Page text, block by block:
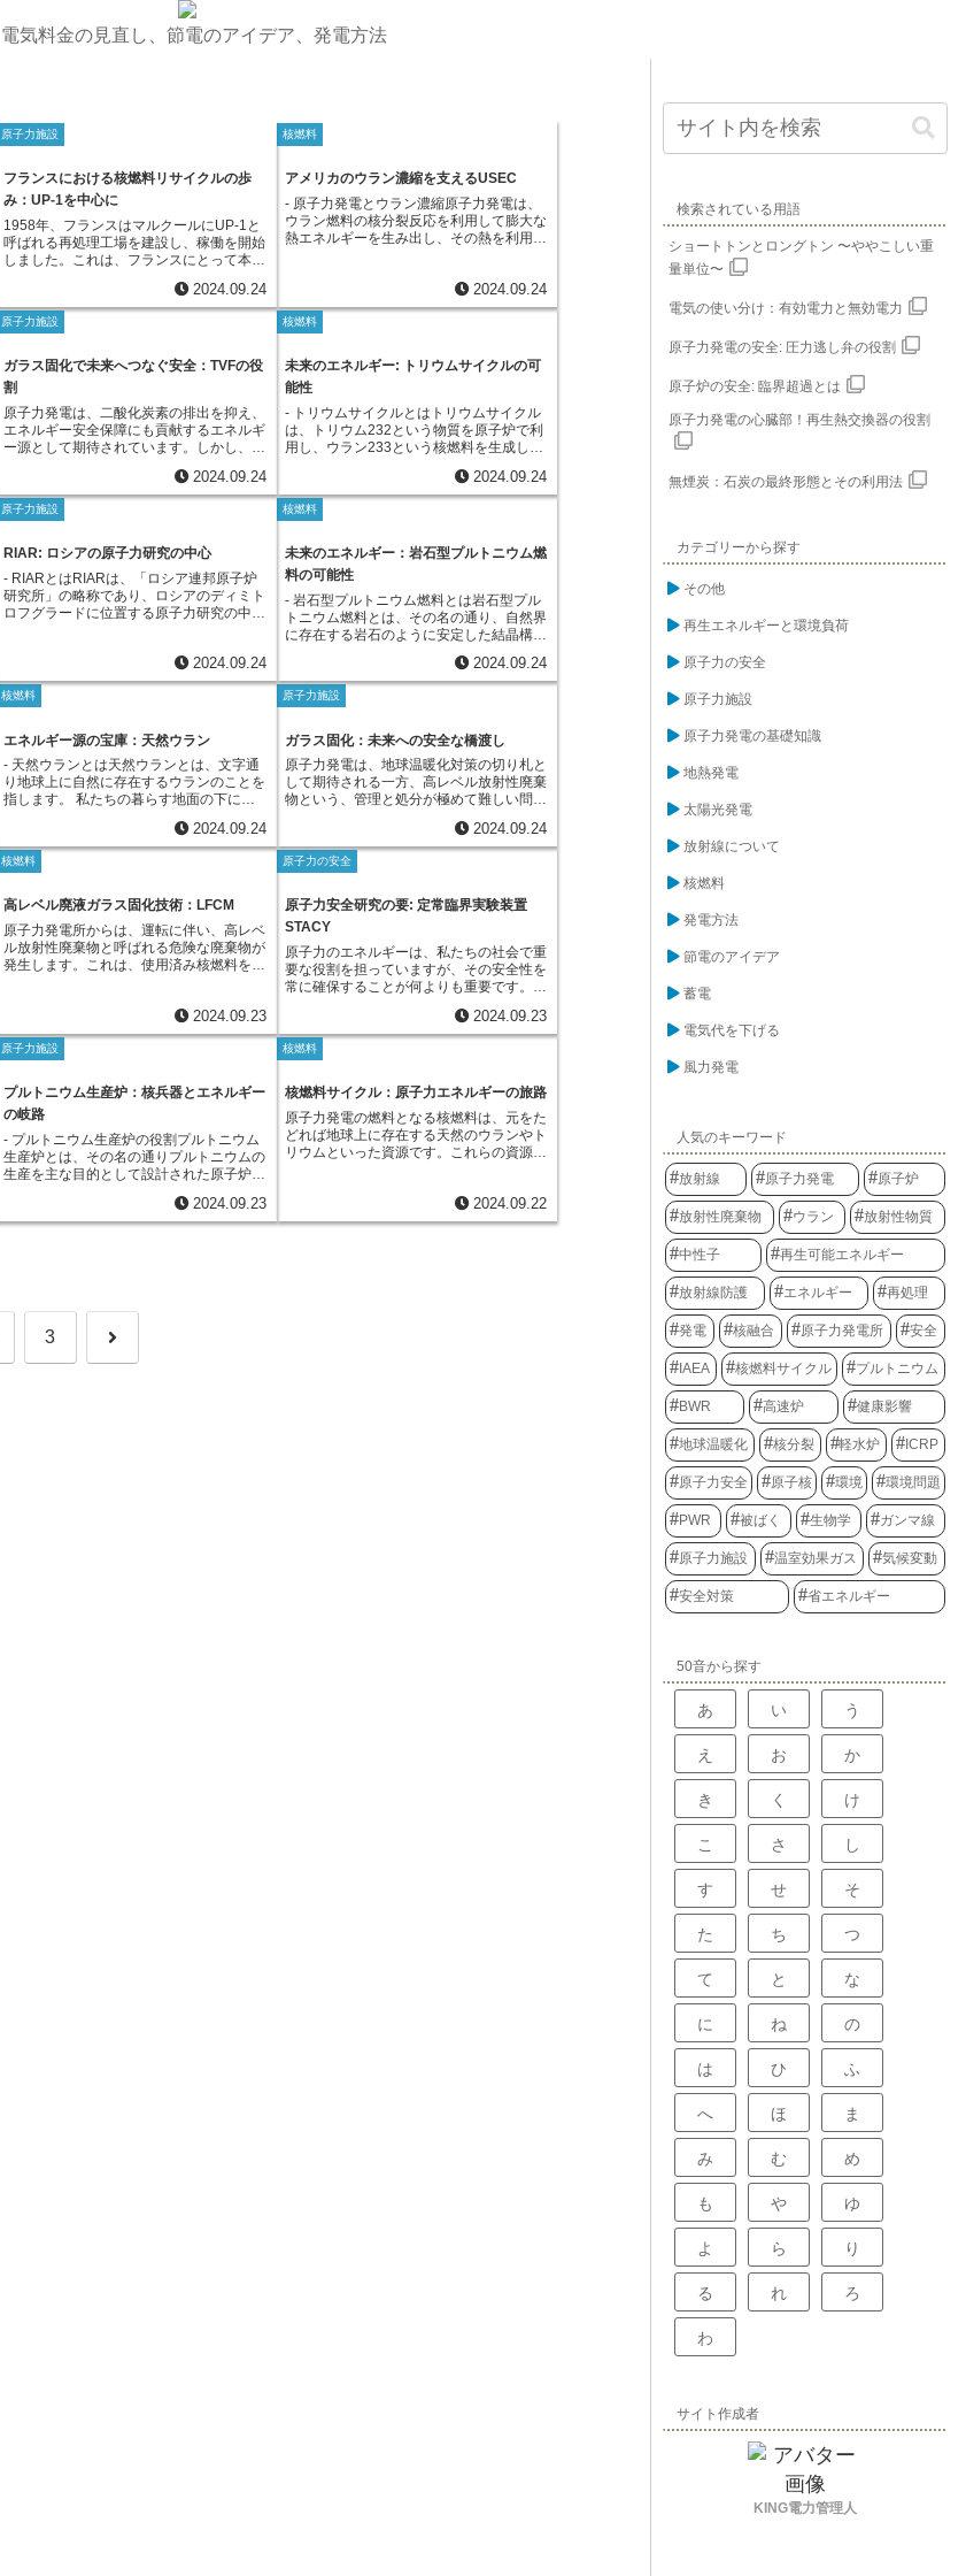
電気料金の見直し、節電のアイデア、発電方法
原子力施設
フランスにおける核燃料リサイクルの歩
み：UP-1を中心に
1958年、フランスはマルクールにUP-1と
呼ばれる再処理工場を建設し、稼働を開始
しました。これは、フランスにとって本格
でした。UP-1は、軍事目的でプルトニウ
ムを生産する原子炉で使用された燃料を再
処理するために建設されました。 当時、
て、プルトニウムは不可欠な物質でした。
しかし、天然ウランの中にはごくわずかの
プルトニウムしか含まれていません。そこ
で、使用済み燃料からプルトニウムを取り
出す再処理技術が重要視されたのです。
UP-1の稼働により、フランスはプルトニ
ウムを安定的に確保できるようになり、核
兵器開発をさらに進めることが可能となり
ました。 この再処理工場の建設と稼働
は、フランスが核保有国としての地位を確
た。
2024.09.24
核燃料
アメリカのウラン濃縮を支えるUSEC
- 原子力発電とウラン濃縮原子力発電は、
ウラン燃料の核分裂反応を利用して膨大な
熱エネルギーを生み出し、その熱を利用し
の状態では発電に適した濃度ではありませ
ん。ウランには、ウラン235とウラン238
という二種類の同位体が存在します。この
はウラン235の方です。しかし、天然ウラ
ンにおけるウラン235の濃度はわずか0.7%
程度であり、残りの大部分は核分裂を起こ
しにくいウラン238です。原子力発電所で
燃料として使用するためには、ウラン235
の濃度を数%程度まで高める必要がありま
スを「ウラン濃縮」と呼びます。ウラン濃
縮は、遠心分離法やレーザー法といった高
度な技術を用いて行われます。ウラン濃縮
要なプロセスの一つであり、高度な技術と
厳格な管理体制が求められます。
2024.09.24
原子力施設
ガラス固化で未来へつなぐ安全：TVFの役
割
原子力発電は、二酸化炭素の排出を抑え、
エネルギー安全保障にも貢献するエネルギ
ー源として期待されています。しかし、そ
射性廃棄物の処理は、解決すべき重要な課
題として認識されています。高レベル放射
性廃棄物は、放射能のレベルが高く、長期
能性があるため、適切に処理し、安全に保
け、青森県六ヶ所村の再処理施設と共に重
要な役割を担うのが、東海事業所内に建設
された東海ガラス固化施設（TVF）です。
する高レベル放射性廃棄物を、ガラス原料
と混合し、高温で溶融した後、冷却して固
化体にする施設です。こうして生成された
ガラス固化体は、放射性物質をガラスの中
きます。ガラスは、化学的に安定してお
り、放射線の遮蔽効果も高く、長期保管に
適した材料です。TVFは、我が国における
高レベル放射性廃棄物のガラス固化技術を
実証するための重要な施設であり、ここで
得られた知見や経験は、将来の商業用ガラ
ス固化施設の設計や運転に役立てられま
す。
2024.09.24
核燃料
未来のエネルギー: トリウムサイクルの可
能性
- トリウムサイクルとはトリウムサイクル
は、トリウム232という物質を原子炉で利
用し、ウラン233という核燃料を生成しな
トリウム232自体は核分裂を起こしません
が、中性子を吸収することでウラン233に
変換されます。ウラン233は核分裂を起こ
利用することができます。従来のウラン燃
料サイクルでは、天然ウランに含まれる核
分裂しやすいウラン235の割合は約1%に
過ぎず、残りの大部分を占めるウラン238
は核分裂を起こしにくいという課題があり
ました。一方、トリウムサイクルでは、ト
リウム232から生成されるウラン233を燃
料として利用するため、天然に存在するト
リウム資源をほぼ全てエネルギーに変換で
きる可能性を秘めています。また、トリウ
減といった点でも注目されています。トリ
ウムサイクルで生成されるプルトニウムの
量は、ウラン燃料サイクルと比べて少な
く、核兵器への転用リスクを低減できる可
能性があります。さらに、トリウムサイク
ルで発生する廃棄物は、ウラン燃料サイク
ルと比べて放射能の強さが弱く、半減期が
短いため、廃棄物処理の負担軽減も期待さ
れています。このように、トリウムサイク
ルは、エネルギー問題の解決策として、ま
た、より安全な原子力利用を実現する技術
として、大きな期待が寄せられています。
2024.09.24
原子力施設
RIAR: ロシアの原子力研究の中心
- RIARとはRIARは、「ロシア連邦原子炉
研究所」の略称であり、ロシアのディミト
ロフグラードに位置する原子力研究の中枢
応用技術開発、そして原子力発電の実用化
に至るまで、幅広い分野において多大な貢
献を果たしてきました。RIARは、多岐に
界でも有数の原子力研究施設として知られ
ています。ここでは、原子炉の設計や開
発、燃料や材料の研究、放射性廃棄物の処
理・処分、放射線防護など、原子力技術に
関するあらゆる分野の研究開発が行われて
います。RIARの研究成果は、ロシア国内
の原子力発電所の安全性と効率性の向上に
大きく貢献してきました。また、国際原子
力機関（IAEA）などの国際機関とも積極
も貢献しています。近年では、次世代原子
炉の開発や、原子力を医療や工業などの分
野へ応用する研究にも力を入れています。
RIARは、今後も世界トップレベルの原子
力研究機関として、人類の平和と発展に貢
2024.09.24
核燃料
未来のエネルギー：岩石型プルトニウム燃
料の可能性
- 岩石型プルトニウム燃料とは岩石型プル
トニウム燃料とは、その名の通り、自然界
に存在する岩石のように安定した結晶構造
などをベースに作られた酸化物プルトニウ
ム燃料のことです。「岩石型酸化物
（ROX）燃料」と呼ばれることもありま
ムを混合酸化物燃料（MOX燃料）として
利用してきました。しかし、プルトニウム
をより安全かつ効率的に利用し、最終的に
は処分することを目指して、新たな燃料の
研究開発が進められてきました。その結果
として生まれたのが、この岩石型プルトニ
ウム燃料です。この燃料は、従来の燃料と
比べて、高い熱伝導率や化学的安定性を持
つという特徴があります。そのため、原子
運転することが可能となります。また、高
い放射線損傷耐性も持ち合わせており、長
期間の使用にも耐えられます。さらに、岩
石型プルトニウム燃料は、使用後に再処理
をすることなく、そのまま地層処分できる
可能性も秘めています。これは、燃料自体
が処分に適した安定した形態であるためで
す。このように、岩石型プルトニウム燃料
は、原子力の安全性と効率性を向上させる
だけでなく、放射性廃棄物の低減にも貢献
できる可能性を秘めた、次世代の燃料とし
て期待されています。
2024.09.24
核燃料
エネルギー源の宝庫：天然ウラン
- 天然ウランとは天然ウランとは、文字通
り地球上に自然に存在するウランのことを
指します。 私たちの暮らす地面の下に
ウランと聞いて、多くの方は原子力発電を
思い浮かべるのではないでしょうか。確か
にウランは原子力発電の燃料として利用さ
ま発電に使うことはできません。天然ウラ
ンには、ウラン235とウラン238という二
種類の仲間が存在します。原子力発電で利
用されるのは、主にウラン235の方です。
ウラン235は核分裂を起こしやすく、エネ
しかし、天然ウランの中に含まれるウラン
235の割合は約0.7%と非常に少ないため、
発電に利用するためには、ウラン235の割
合を高める「濃縮」という作業が必要にな
割合を高めたウランを「濃縮ウラン」と呼
びます。原子力発電では、この濃縮ウラン
出して電気を作っています。
2024.09.24
原子力施設
ガラス固化：未来への安全な橋渡し
原子力発電は、地球温暖化対策の切り札と
して期待される一方、高レベル放射性廃棄
物という、管理と処分が極めて難しい問題
の利用を進めていく上で、安全かつ確実に
解決しなければならない課題です。高レベ
ル放射性廃棄物は、主に原子力発電所で使
します。ウランやプルトニウムを取り出し
た後も、強い放射能を持つ物質が残りま
える可能性があるため、厳重に管理する必
要があります。現在、日本では高レベル放
射性廃棄物をガラスと混ぜ合わせて固化す
るガラス固化体の形で、冷却しながら保管
しています。しかし、これはあくまでも一
時的な措置であり、最終的には地下深くに
埋設処分することが検討されています。高
たる安全性の確保が求められます。そのた
め、地下深くの地層に安定した状態で埋設
し、人間社会への影響を遮断する計画が進
められています。しかし、処分地の選定や
処分技術の開発など、解決すべき課題は少
問題は、将来世代に負の遺産を残さないた
めにも、私たちが責任を持って解決しなけ
ればなりません。そのためには、国民的な
2024.09.24
核燃料
高レベル廃液ガラス固化技術：LFCM
原子力発電所からは、運転に伴い、高レベ
ル放射性廃棄物と呼ばれる危険な廃棄物が
発生します。これは、使用済み核燃料を再
影響が懸念されることから、長期にわたる
厳重な管理が必要不可欠です。この高レベ
ル放射性廃棄物を安全に管理するために開
の技術は、高レベル放射性廃棄物を高温で
溶かし、特殊なガラスと混ぜ合わせて固化
させるというものです。生成されたガラス
固化体は、高い安定性を持ち、放射線を遮
蔽する効果にも優れています。ガラス固化
体は、地下深くに建設された安定した地層
を組み合わせることで、放射性物質を環境
から長期にわたって隔離することが可能と
ています。
2024.09.23
原子力の安全
原子力安全研究の要: 定常臨界実験装置
STACY
原子力のエネルギーは、私たちの社会で重
要な役割を担っていますが、その安全性を
常に確保することが何よりも重要です。安
ていくためには、核燃料の性質を徹底的に
解明し、あらゆる状況下において安全性を
保証する技術を確立しなければなりませ
力研究開発機構の燃料サイクル安全工学研
究施設、通称NUCEFです。この施設で
は、原子力の安全利用に関する様々な研究
が行われています。NUCEFの特徴は、多
岐にわたる実験装置を備えていることで
は核燃料の特性や挙動を詳細に調べること
ができます。例えば、燃料の溶融や破損と
いった、万が一発生する可能性のある事象
2024.09.23
原子力施設
プルトニウム生産炉：核兵器とエネルギー
の岐路
- プルトニウム生産炉の役割プルトニウム
生産炉とは、その名の通りプルトニウムの
生産を主な目的として設計された原子炉で
ンとは異なり、ウラン燃料が原子炉内で核
分裂反応を起こす過程で、副産物として生
して使用することが挙げられます。プルト
ニウムを燃料とする原子力発電は、ウラン
燃料と同様に発電することができます。こ
れは、プルトニウムがウランと比べて核分
2024.09.23
核燃料
核燃料サイクル：原子力エネルギーの旅路
原子力発電の燃料となる核燃料は、元をた
どれば地球上に存在する天然のウランやト
リウムといった資源です。これらの資源
し、掘り出したばかりの鉱石には、ウラン
やトリウム以外にも様々な不純物が含まれ
2024.09.22
3 次
検索されている用語
ショートトンとロングトン 〜ややこしい重
量単位〜
電気の使い分け：有効電力と無効電力
原子力発電の安全: 圧力逃し弁の役割
原子炉の安全: 臨界超過とは
原子力発電の心臓部！再生熱交換器の役割
無煙炭：石炭の最終形態とその利用法
カテゴリーから探す
その他
再生エネルギーと環境負荷
原子力の安全
原子力施設
原子力発電の基礎知識
地熱発電
太陽光発電
放射線について
核燃料
発電方法
節電のアイデア
蓄電
電気代を下げる
風力発電
人気のキーワード
放射線 原子力発電 原子炉
放射性廃棄物 ウラン 放射性物質
中性子 再生可能エネルギー
放射線防護 エネルギー 再処理
発電 核融合 原子力発電所 安全
IAEA 核燃料サイクル プルトニウム
BWR 高速炉 健康影響
地球温暖化 核分裂 軽水炉 ICRP
原子力安全 原子核 環境 環境問題
PWR 被ばく 生物学 ガンマ線
原子力施設 温室効果ガス 気候変動
安全対策 省エネルギー
50音から探す
あ い う
え お か
き く け
こ さ し
す せ そ
た ち つ
て と な
に ね の
は ひ ふ
へ ほ ま
み む め
も や ゆ
よ ら り
る れ ろ
わ
サイト作成者
KING電力管理人